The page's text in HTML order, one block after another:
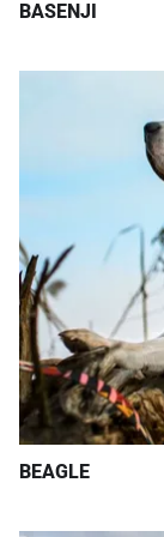
BASENJI
BEAGLE